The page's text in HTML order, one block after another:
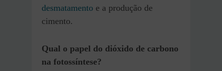
desmatamento e a produção de
cimento.
Qual o papel do dióxido de carbono
na fotossíntese?